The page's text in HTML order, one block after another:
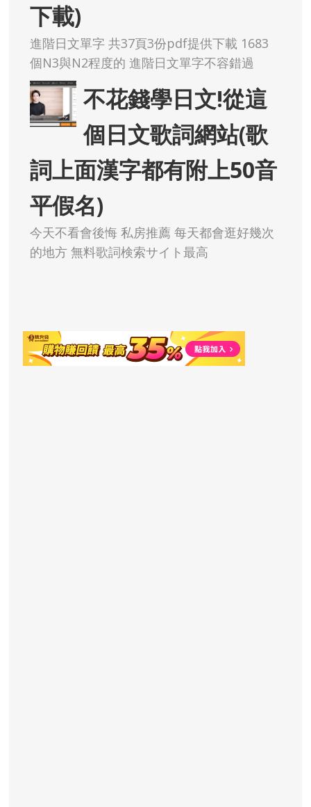
下載)
進階日文單字 共37頁3份pdf提供下載 1683
個N3與N2程度的 進階日文單字不容錯過
不花錢學日文!從這
個日文歌詞網站(歌
詞上面漢字都有附上50音
平假名)
今天不看會後悔 私房推薦 每天都會逛好幾次
的地方 無料歌詞検索サイト最高